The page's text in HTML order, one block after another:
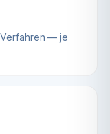
— je